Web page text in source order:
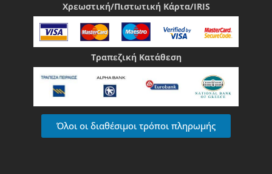
Χρεωστική/Πιστωτική Κάρτα/IRIS
Τραπεζική Κατάθεση
Όλοι οι διαθέσιμοι τρόποι πληρωμής